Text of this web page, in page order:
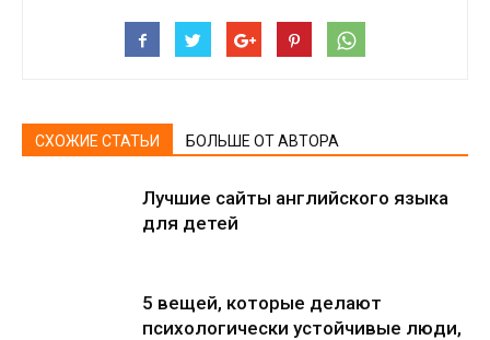
СХОЖИЕ СТАТЬИ БОЛЬШЕ ОТ АВТОРА
Лучшие сайты английского языка
для детей
5 вещей, которые делают
психологически устойчивые люди,